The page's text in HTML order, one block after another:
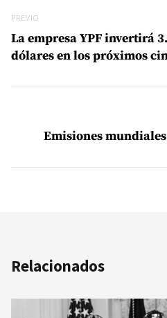
Previo
PREVIO
La empresa YPF invertirá
dólares en los próximos
Emisiones
Relacionados